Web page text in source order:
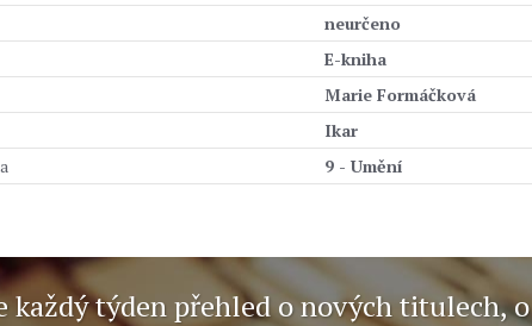
neurčeno
E-kniha
Marie Formáčková
Ikar
9 - Umění
každý týden přehled o nových titulech,